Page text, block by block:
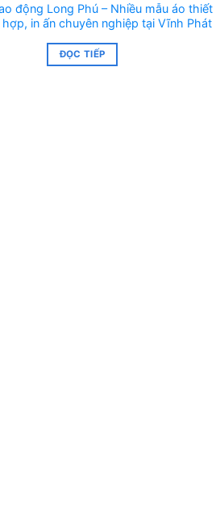
động Long Phú – Nhiều mẫu áo thiết
hợp, in ấn chuyên nghiệp tại Vĩnh Phát
ĐỌC TIẾP